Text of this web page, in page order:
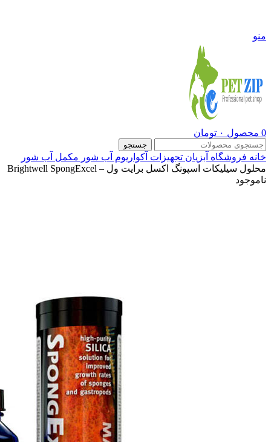
منو
0 محصول ۰ تومان
جستجو
خانه فروشگاه آبزیان تجهیزات آکواریوم آب شور مکمل آب شور
محلول سیلیکات اسپونگ اکسل برایت ول – Brightwell SpongExcel
ناموجود